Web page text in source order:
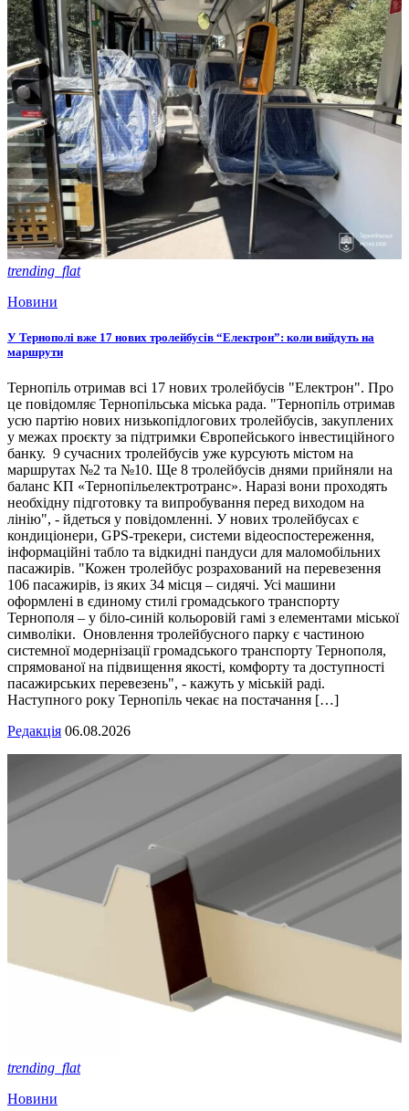
trending_flat
Новини
У Тернополі вже 17 нових тролейбусів “Електрон”: коли вийдуть на
маршрути
Тернопіль отримав всі 17 нових тролейбусів "Електрон". Про
це повідомляє Тернопільська міська рада. "Тернопіль отримав
усю партію нових низькопідлогових тролейбусів, закуплених
у межах проєкту за підтримки Європейського інвестиційного
банку. 9 сучасних тролейбусів уже курсують містом на
маршрутах №2 та №10. Ще 8 тролейбусів днями прийняли на
баланс КП «Тернопільелектротранс». Наразі вони проходять
необхідну підготовку та випробування перед виходом на
лінію", - йдеться у повідомленні. У нових тролейбусах є
кондиціонери, GPS-трекери, системи відеоспостереження,
інформаційні табло та відкидні пандуси для маломобільних
пасажирів. "Кожен тролейбус розрахований на перевезення
106 пасажирів, із яких 34 місця – сидячі. Усі машини
оформлені в єдиному стилі громадського транспорту
Тернополя – у біло-синій кольоровій гамі з елементами міської
символіки. Оновлення тролейбусного парку є частиною
системної модернізації громадського транспорту Тернополя,
спрямованої на підвищення якості, комфорту та доступності
пасажирських перевезень", - кажуть у міській раді.
Наступного року Тернопіль чекає на постачання […]
Редакція 06.08.2026
trending_flat
Новини